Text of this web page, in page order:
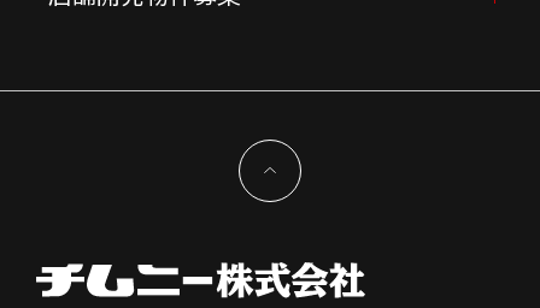
新型コロナウイルス対応
コーポレートガバナンス
会社を知る
独立支援について